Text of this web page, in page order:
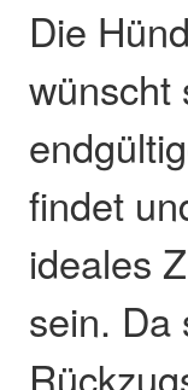
Die
wünscht
findet
ideales
sein. Da